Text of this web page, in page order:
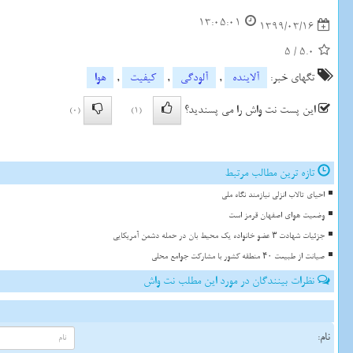
1399/03/16
13:05:01
5.0
/
5
تگهای خبر:
آلاینده , آلودگی , كیفیت ,
هوا
این پست نت واش را می پسندید؟
(1)
(0)
تازه ترین مطالب مرتبط
احیای تالاب انزلی نیازمند نگاه ملی
وضعیت هوای اصفهان قرمز است
جزئیات شهادت ۳ عضو خانواده یک محیط بان در حمله دشمن آمریکایی
صیانت از طبیعت ۴۰ منطقه کشور با مشارکت جوامع محلی
نظرات بینندگان در مورد این مطلب نت واش
نام: